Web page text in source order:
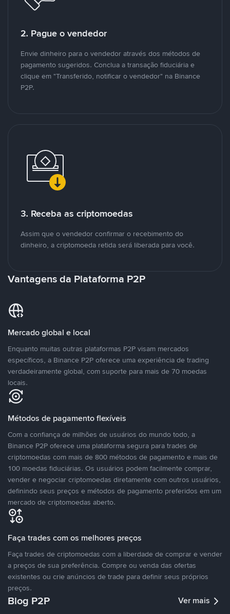
2. Pague o vendedor
Envie dinheiro para o vendedor através dos métodos de
pagamento sugeridos. Conclua a transação fiduciária e
clique em "Transferido, notificar o vendedor" na Binance
P2P.
3. Receba as criptomoedas
Assim que o vendedor confirmar o recebimento do
dinheiro, a criptomoeda retida será liberada para você.
Vantagens da Plataforma P2P
Mercado global e local
Enquanto muitas outras plataformas P2P visam mercados
específicos, a Binance P2P oferece uma experiência de trading
verdadeiramente global, com suporte para mais de 70 moedas
locais.
Métodos de pagamento flexíveis
Com a confiança de milhões de usuários do mundo todo, a
Binance P2P oferece uma plataforma segura para trades de
criptomoedas com mais de 800 métodos de pagamento e mais de
100 moedas fiduciárias. Os usuários podem facilmente comprar,
vender e negociar criptomoedas diretamente com outros usuários,
definindo seus preços e métodos de pagamento preferidos em um
mercado de criptomoedas aberto.
Faça trades com os melhores preços
Faça trades de criptomoedas com a liberdade de comprar e vender
a preços de sua preferência. Compre ou venda das ofertas
existentes ou crie anúncios de trade para definir seus próprios
preços.
Blog P2P Ver mais